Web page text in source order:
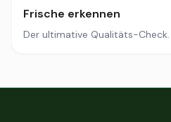
Frische erkennen
Der ultimative Qualitäts-Check.